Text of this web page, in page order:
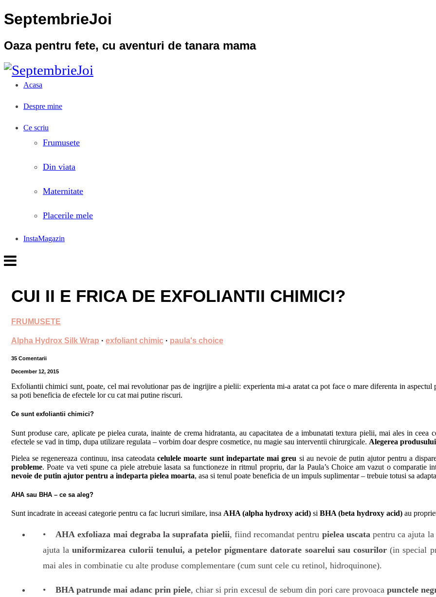
SeptembrieJoi
Oaza pentru fete, cu aventuri de tanara mama
Acasa
Despre mine
Ce scriu
Frumusete
Din viata
Maternitate
Placerile mele
InstaMagazin
CUI II E FRICA DE EXFOLIANTII CHIMICI?
FRUMUSETE
Alpha Hydrox Silk Wrap · exfoliant chimic · paula's choice
35 Comentarii
December 12, 2015
Exfoliantii chimici sunt, poate, cel mai revolutionar pas de ingrijire a pielii: experienta mi-a aratat ca pot face o mare diferenta in aspectul
sa poti beneficia de efectele lor cu cat mai putine riscuri.
Ce sunt exfoliantii chimici?
Sunt produse care, aplicate pe pielea curata, inainte de crema hidratanta, au capacitatea de a imbunatati textura pielii, mai ales in ceea
efectele se vad in timp, dupa utilizare regulata – vorbim doar despre cosmetice, nu magie sau interventii chirurgicale. Alegerea
Pielea se regenereaza continuu, insa cateodatacelulele moarte sunt indepartate mai greu si au nevoie de putin ajutor pentru a
probleme. Poate va veti spune ca piele atrebuie lasata sa functioneze in ritmul propriu, dar la Paula’s Choice am vazut o comparatie
nevoie de putin ajutor pentru a indeparta pielea moarta, asa si tenul poate beneficia de un impuls suplimentar – trebuie totusi sa
AHA sau BHA – ce sa aleg?
Sunt incadrate in aceeasi categorie pentru ca fac lucruri similare, insa AHA (alpha hydroxy acid) si BHA (beta hydroxy acid) au
AHA exfoliaza mai degraba la suprafata pielii, fiind recomandat pentru pielea uscata pentru ca ajuta
ajuta launiformizarea culorii tenului, a petelor pigmentare datorate soarelui sau cosurilor (in special
mai ales in combinatie cu alte produse complementare (cum sunt cele cu retinol, hidroquinone).
BHA patrunde mai adanc prin piele, chiar si prin excesul de sebum din pori care provoaca punctele